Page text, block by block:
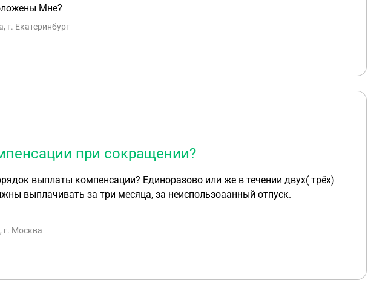
Мне?
г. Екатеринбург
при сокращении?
выплаты компенсации? Единоразово или же в течении двух( трёх)
выплачивать за три месяца, за неиспользоаанный отпуск.
г. Москва